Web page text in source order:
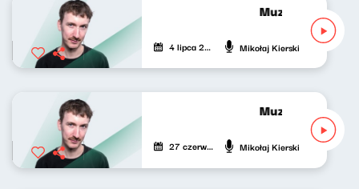
Muzyka nie
4 lipca 2026 Mikołaj Kierski
Muzyka nie
27 czerwca 2026 Mikołaj Kierski